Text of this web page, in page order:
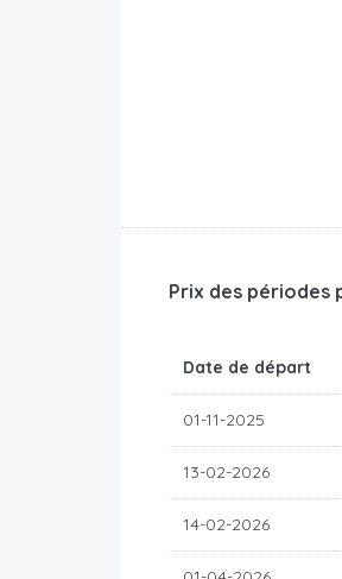
Prix des périodes
Date de départ
01-11-2025
13-02-2026
14-02-2026